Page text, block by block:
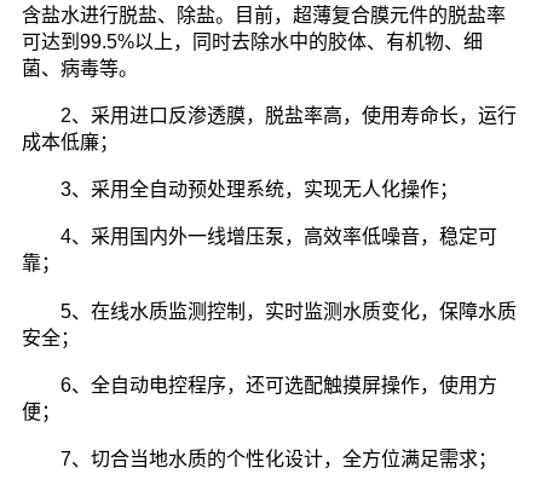
含盐水进行脱盐、除盐。目前，超薄复合膜元件的脱盐率
可达到99.5%以上，同时去除水中的胶体、有机物、细
菌、病毒等。
2、采用进口反渗透膜，脱盐率高，使用寿命长，运行
成本低廉；
3、采用全自动预处理系统，实现无人化操作；
4、采用国内外一线增压泵，高效率低噪音，稳定可
靠；
5、在线水质监测控制，实时监测水质变化，保障水质
安全；
6、全自动电控程序，还可选配触摸屏操作，使用方
便；
7、切合当地水质的个性化设计，全方位满足需求；